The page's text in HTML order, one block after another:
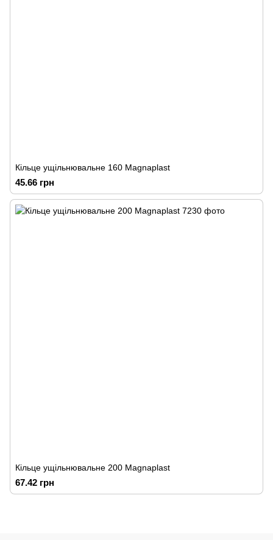
Кільце ущільнювальне 160 Magnaplast
45.66 грн
Кільце ущільнювальне 200 Magnaplast
67.42 грн